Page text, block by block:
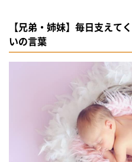
【兄弟・姉妹】毎日支えて
いの言葉